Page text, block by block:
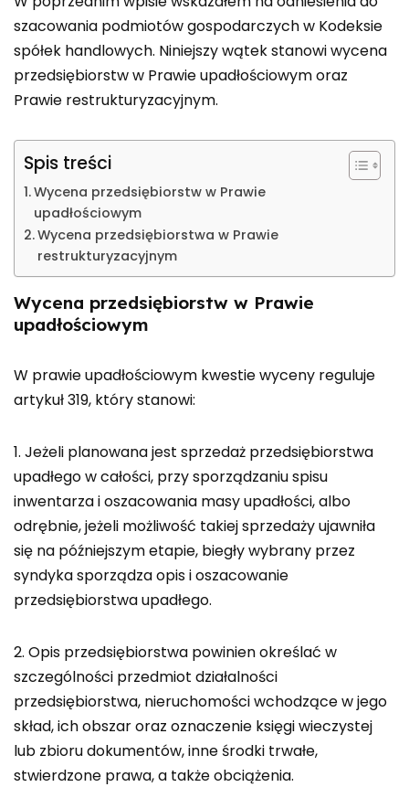
szacowania podmiotów gospodarczych w Kodeksie
spółek handlowych. Niniejszy wątek stanowi wycena
przedsiębiorstw w Prawie upadłościowym oraz
Prawie restrukturyzacyjnym.
Spis treści
Wycena przedsiębiorstw w Prawie
upadłościowym
Wycena przedsiębiorstwa w Prawie
restrukturyzacyjnym
Wycena przedsiębiorstw w Prawie
upadłościowym
W prawie upadłościowym kwestie wyceny reguluje
artykuł 319, który stanowi:
1. Jeżeli planowana jest sprzedaż przedsiębiorstwa
upadłego w całości, przy sporządzaniu spisu
inwentarza i oszacowania masy upadłości, albo
odrębnie, jeżeli możliwość takiej sprzedaży ujawniła
się na późniejszym etapie, biegły wybrany przez
syndyka sporządza opis i oszacowanie
przedsiębiorstwa upadłego.
2. Opis przedsiębiorstwa powinien określać w
szczególności przedmiot działalności
przedsiębiorstwa, nieruchomości wchodzące w jego
skład, ich obszar oraz oznaczenie księgi wieczystej
lub zbioru dokumentów, inne środki trwałe,
stwierdzone prawa, a także obciążenia.